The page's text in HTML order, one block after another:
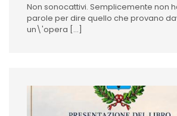
Non sonocattivi. Semplicemente non
parole per dire quello che provano
un\'opera [...]